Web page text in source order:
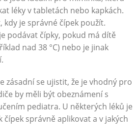
léky v tabletách nebo kapkách.
kdy je správné čípek použít.
podávat čípky, pokud má dítě
nad 38 °C) nebo je jinak
zásadní se ujistit, že je vhodný pro
by měli být obeznámení s
pediatra. U některých léků je
čípek správně aplikovat a v jakých